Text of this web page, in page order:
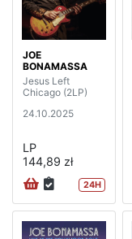
JOE
BONAMASSA
Jesus Left
Chicago (2LP)
24.10.2025
LP
144,89 zł
24H